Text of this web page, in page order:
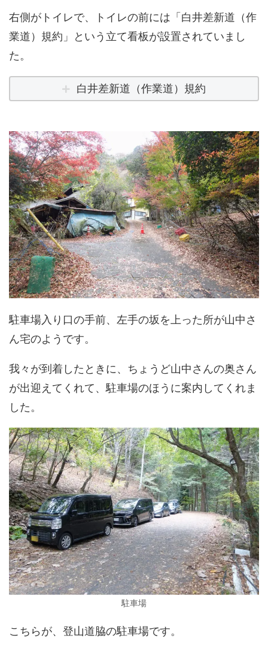
右側がトイレで、トイレの前には「白井差新道（作
業道）規約」という立て看板が設置されていまし
た。
白井差新道（作業道）規約
駐車場入り口の手前、左手の坂を上った所が山中さ
ん宅のようです。
我々が到着したときに、ちょうど山中さんの奥さん
が出迎えてくれて、駐車場のほうに案内してくれま
した。
駐車場
こちらが、登山道脇の駐車場です。